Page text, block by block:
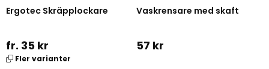
Ergotec Skräpplockare
fr. 35 kr
Fler varianter
Vaskrensare med skaft
57 kr